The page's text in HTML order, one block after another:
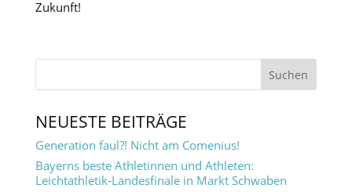
Zukunft!
NEUESTE BEITRÄGE
Generation faul?! Nicht am Comenius!
Bayerns beste Athletinnen und Athleten:
Leichtathletik-Landesfinale in Markt Schwaben